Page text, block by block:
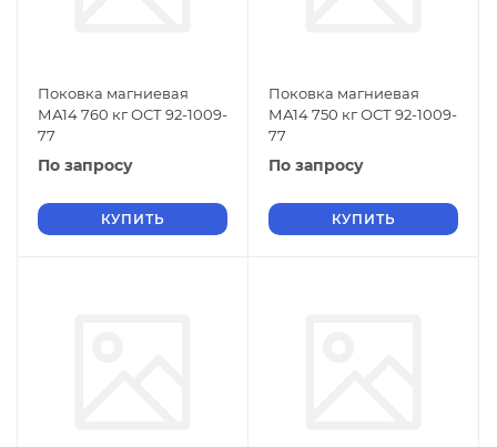
Поковка магниевая
МА14 760 кг ОСТ 92-1009-
77
По запросу
КУПИТЬ
Поковка магниевая
МА14 750 кг ОСТ 92-1009-
77
По запросу
КУПИТЬ